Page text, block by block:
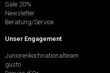
Sale 20%
Newsletter
Beratung/Service
Unser Engagement
Juniorenkochnationalteam
gusto